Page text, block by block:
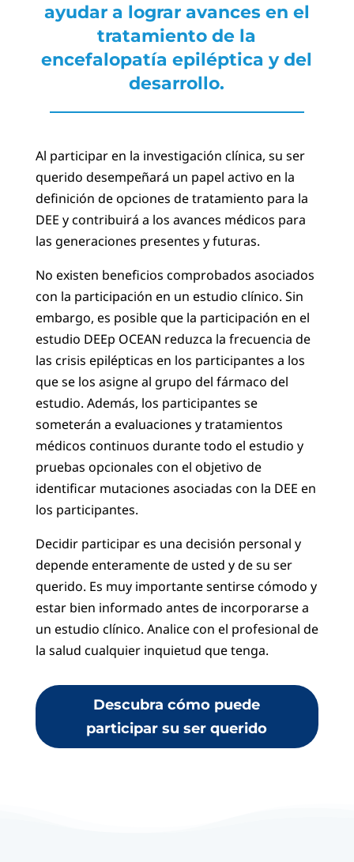
ayudar a lograr avances en el
tratamiento de la
encefalopatía epiléptica y del
desarrollo.
Al participar en la investigación clínica, su ser
querido desempeñará un papel activo en la
definición de opciones de tratamiento para la
DEE y contribuirá a los avances médicos para
las generaciones presentes y futuras.
No existen beneficios comprobados asociados
con la participación en un estudio clínico. Sin
embargo, es posible que la participación en el
estudio DEEp OCEAN reduzca la frecuencia de
las crisis epilépticas en los participantes a los
que se los asigne al grupo del fármaco del
estudio. Además, los participantes se
someterán a evaluaciones y tratamientos
médicos continuos durante todo el estudio y
pruebas opcionales con el objetivo de
identificar mutaciones asociadas con la DEE en
los participantes.
Decidir participar es una decisión personal y
depende enteramente de usted y de su ser
querido. Es muy importante sentirse cómodo y
estar bien informado antes de incorporarse a
un estudio clínico. Analice con el profesional de
la salud cualquier inquietud que tenga.
Descubra cómo puede
participar su ser querido